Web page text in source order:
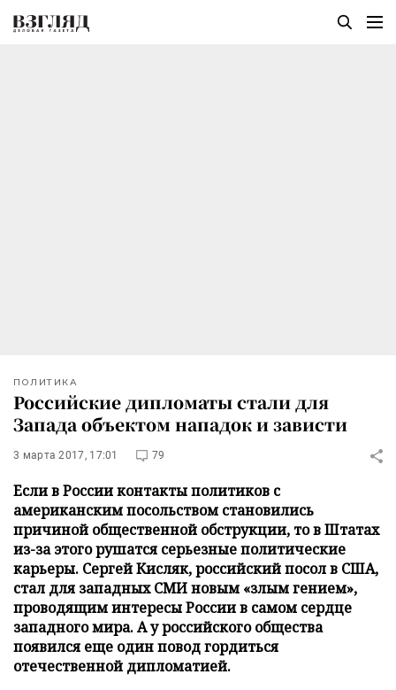
ПОЛИТИКА
Российские дипломаты стали для
Запада объектом нападок и зависти
3 марта 2017, 17:01 79
Если в России контакты политиков с
американским посольством становились
причиной общественной обструкции, то в Штатах
из-за этого рушатся серьезные политические
карьеры. Сергей Кисляк, российский посол в США,
стал для западных СМИ новым «злым гением»,
проводящим интересы России в самом сердце
западного мира. А у российского общества
появился еще один повод гордиться
отечественной дипломатией.